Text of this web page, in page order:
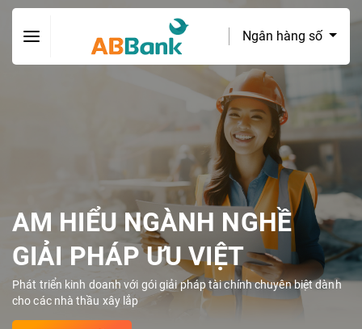
Ngân hàng số
AM HIỂU NGÀNH NGHỀ
GIẢI PHÁP ƯU VIỆT
Phát triển kinh doanh với gói giải pháp tài chính chuyên biệt dành
cho các nhà thầu xây lắp